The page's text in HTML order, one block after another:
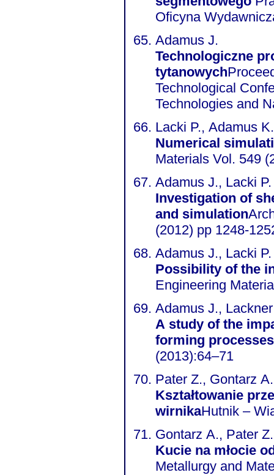
Oficyna
Adamus J.
Technologiczne
tytanowych
Technological
Technologies and
Lacki P., Adamus K.
Numerical
Materials Vol. 549
Adamus J., Lacki P.
Investigation of
and simulation
(2012) pp 1248-
Adamus J., Lacki P.
Possibility of the
Engineering
Adamus J.,
A study of the
forming processes
(2013):64–71
Pater Z., Gontarz
Kształtowanie
wirnika
Gontarz A., Pater
Kucie na młocie
Metallurgy and